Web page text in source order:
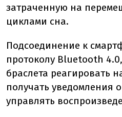
затраченную на
циклами сна.
Подсоединение к
протоколу Bluetooth
браслета реагировать
получать уведомления
управлять